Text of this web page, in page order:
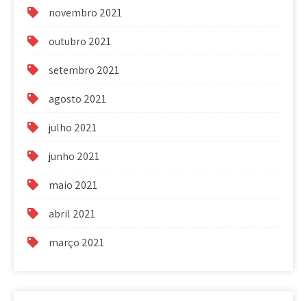
novembro 2021
outubro 2021
setembro 2021
agosto 2021
julho 2021
junho 2021
maio 2021
abril 2021
março 2021